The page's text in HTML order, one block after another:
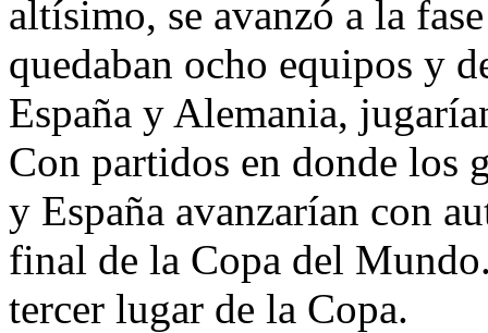
altísimo, se avanzó a la
quedaban ocho equipos y
España y Alemania,
Con partidos en donde los
y España avanzarían con
final de la Copa del
tercer lugar de la Copa.